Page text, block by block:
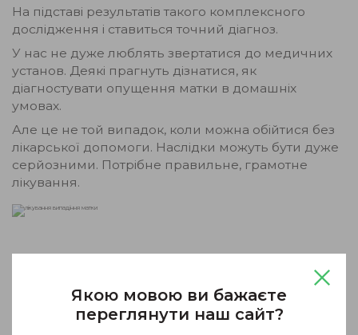
На підставі результатів такого комплексного
дослідження і ставиться точний діагноз.
У нас не дуже люблять звертатися до медичних
установ. Деякі прагнуть дізнатися, як
діагностувати опущення матки в домашніх
умовах.
Але це не той випадок, коли можна обійтися без
лікарської допомоги. Наслідки можуть бути дуже
серйозними. Потрібне правильне, грамотне
лікування.
Лікування та профілактика
Лікування опущення матки залежить від стадії
Якою мовою ви бажаєте
переглянути наш сайт?